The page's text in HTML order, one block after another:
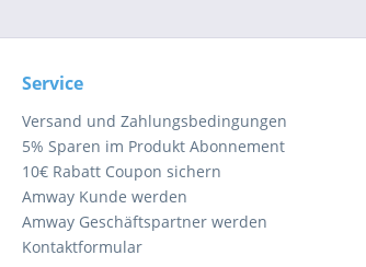
Service
Versand und Zahlungsbedingungen
5% Sparen im Produkt Abonnement
10€ Rabatt Coupon sichern
Amway Kunde werden
Amway Geschäftspartner werden
Kontaktformular